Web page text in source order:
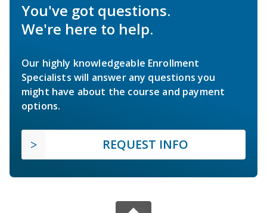
You've got questions.
We're here to help.
Our highly knowledgeable Enrollment
Specialists will answer any questions you
might have about the course and payment
options.
REQUEST INFO